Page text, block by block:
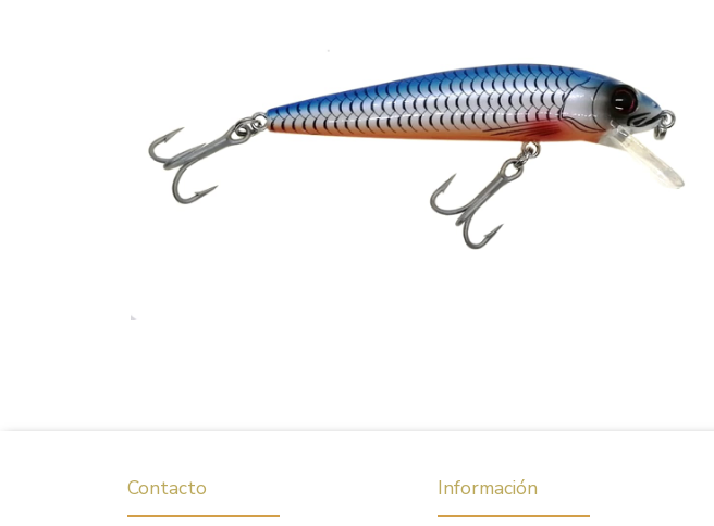
Contacto Información